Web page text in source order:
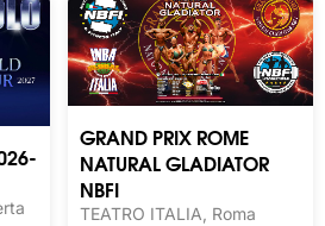
GRAND PRIX ROME
NATURAL GLADIATOR
NBFI
TEATRO ITALIA, Roma